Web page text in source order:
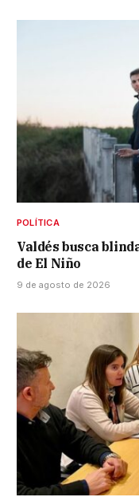
POLÍTICA
Valdés busca
de El Niño
9 de agosto de 2026